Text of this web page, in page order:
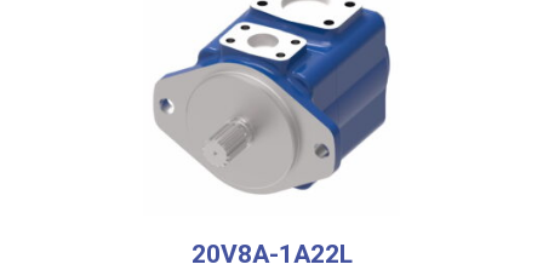
20V8A-1A22L